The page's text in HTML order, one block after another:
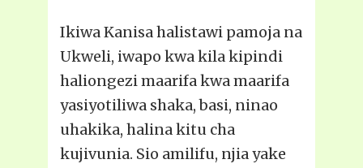
Ikiwa Kanisa halistawi pamoja na
Ukweli, iwapo kwa kila kipindi
haliongezi maarifa kwa maarifa
yasiyotiliwa shaka, basi, ninao
uhakika, halina kitu cha
kujivunia. Sio amilifu, njia yake